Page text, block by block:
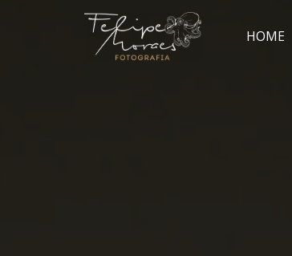
HOME